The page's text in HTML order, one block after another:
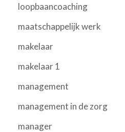
loopbaancoaching
maatschappelijk werk
makelaar
makelaar 1
management
management in de zorg
manager